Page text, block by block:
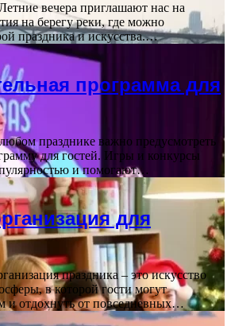
вечера приглашают нас на
на берегу реки, где можно
праздника и искусства.…
программа для
празднике важно предусмотреть
для гостей. Игры и конкурсы
и помогают…
для
праздника – это искусство
в которой гости могут
и отдохнуть от повседневных…